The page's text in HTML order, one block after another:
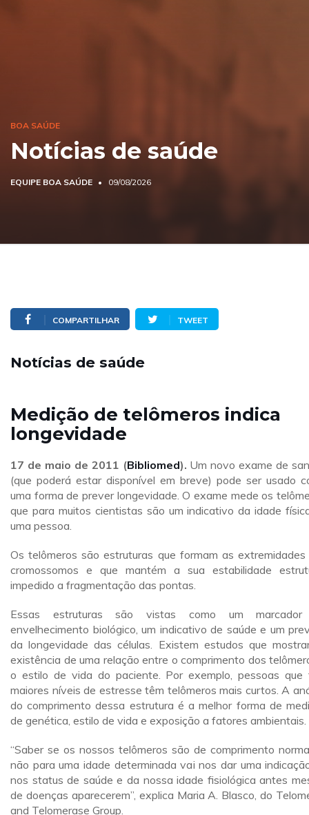
BOA SAÚDE
Notícias de saúde
EQUIPE BOA SAÚDE 09/08/2026
COMPARTILHAR TWEET
Notícias de saúde
Medição de telômeros indica
longevidade
17 de maio de 2011 (Bibliomed). Um novo exame de
(que poderá estar disponível em breve) pode ser usado
uma forma de prever longevidade. O exame mede os
que para muitos cientistas são um indicativo da idade
uma pessoa.
Os telômeros são estruturas que formam as extremidades
cromossomos e que mantém a sua estabilidade
impedido a fragmentação das pontas.
Essas estruturas são vistas como um
envelhecimento biológico, um indicativo de saúde e um
da longevidade das células. Existem estudos que
existência de uma relação entre o comprimento dos
o estilo de vida do paciente. Por exemplo, pessoas que
maiores níveis de estresse têm telômeros mais curtos. A
do comprimento dessa estrutura é a melhor forma de
de genética, estilo de vida e exposição a fatores ambientais.
“Saber se os nossos telômeros são de comprimento
não para uma idade determinada vai nos dar uma
nos status de saúde e da nossa idade fisiológica antes
de doenças aparecerem”, explica Maria A. Blasco, do
and Telomerase Group.